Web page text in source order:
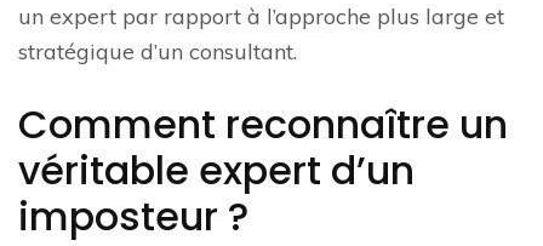
un expert par rapport à l’approche plus large et
stratégique d’un consultant.
Comment reconnaître un
véritable expert d’un
imposteur ?